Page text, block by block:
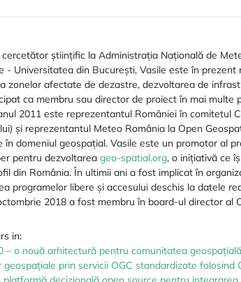
științific la Administrația Națională de
- Universitatea din București, Vasile este în
zonelor afectate de dezastre, dezvoltarea de
ca membru sau director de proiect în mai
2011 este reprezentantul României în comitetul
și reprezentantul Meteo România la Open
domeniul geospațial. Vasile este un promotor al
pentru dezvoltarea geo-spatial.org, o inițiativă ce
din România. În ultimii ani a fost implicat în
programelor libere și accesului deschis la datele
2018 a fost membru în board-ul director al
in:
– o nouă arhitectură pentru comunitatea
geospațiale prin servicii OGC standardizate folosind